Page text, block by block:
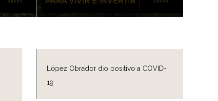
López Obrador dio positivo a COVID-
19